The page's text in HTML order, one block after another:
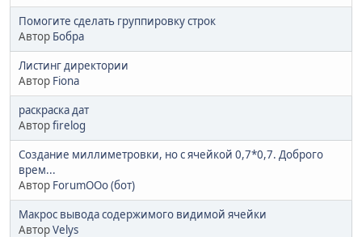
Помогите сделать группировку строк
Автор Бобра
Листинг директории
Автор Fiona
раскраска дат
Авторfirelog
Создание миллиметровки, но с ячейкой 0,7*0,7. Доброго
врем...
Автор ForumOOo (бот)
Макрос вывода содержимого видимой ячейки
АвторVelys